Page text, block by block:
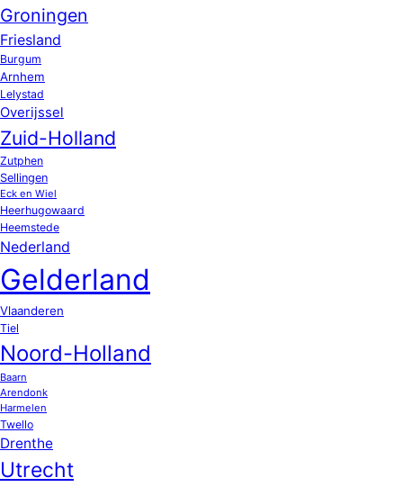
Groningen
Friesland
Burgum
Arnhem
Lelystad
Overijssel
Zuid-Holland
Zutphen
Sellingen
Eck en Wiel
Heerhugowaard
Heemstede
Nederland
Gelderland
Vlaanderen
Tiel
Noord-Holland
Baarn
Arendonk
Harmelen
Twello
Drenthe
Utrecht